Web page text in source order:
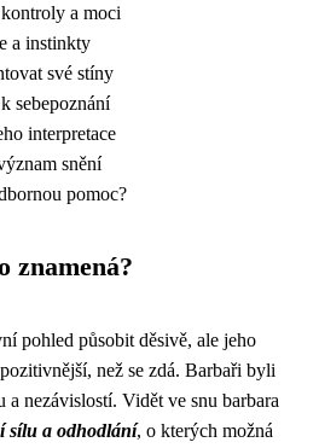
a moci
a instinkty
své stíny
sebepoznání
interpretace
snění
pomoc?
znamená?
pohled působit děsivě, ale jeho
než se zdá. Barbaři byli
nezávislostí. Vidět ve snu barbara
sílu a odhodlání, o kterých možná